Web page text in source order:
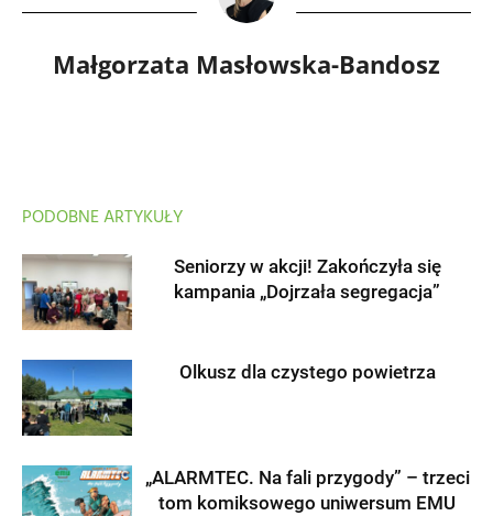
Małgorzata Masłowska-Bandosz
PODOBNE ARTYKUŁY
Seniorzy w akcji! Zakończyła się
kampania „Dojrzała segregacja”
Olkusz dla czystego powietrza
„ALARMTEC. Na fali przygody” – trzeci
tom komiksowego uniwersum EMU